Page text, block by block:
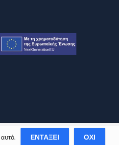
ΕΝΤΆΞΕΙ ΌΧΙ